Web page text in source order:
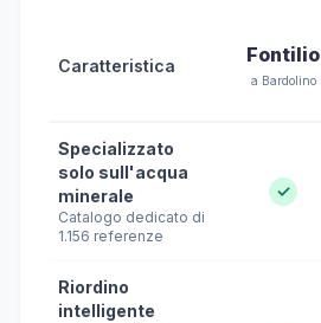
Caratteristica Fontilio
a Bardolino
Specializzato
solo sull'acqua
minerale
Catalogo dedicato di
1.156 referenze
✓
Riordino
intelligente